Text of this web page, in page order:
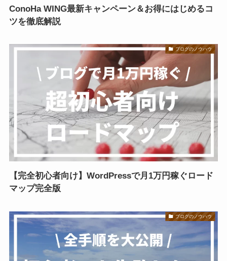
ConoHa WING最新キャンペーン＆お得にはじめるコ
ツを徹底解説
ブログのノウハウ
【完全初心者向け】WordPressで月1万円稼ぐロード
マップ完全版
ブログのノウハウ